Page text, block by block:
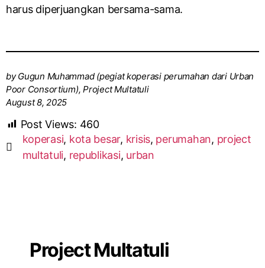
harus diperjuangkan bersama-sama.
by Gugun Muhammad (pegiat koperasi perumahan dari Urban
Poor Consortium), Project Multatuli
August 8, 2025
Post Views: 460
koperasi, kota besar, krisis, perumahan, project
multatuli, republikasi, urban
Project Multatuli